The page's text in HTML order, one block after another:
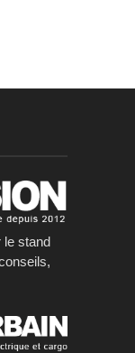
le stand